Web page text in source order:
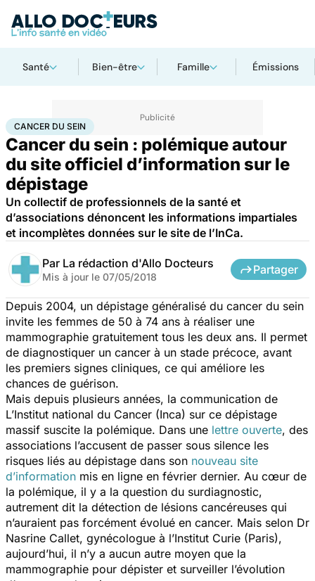
Santé Bien-être Famille Émissions
AccueilSanté Maladies Cancer du sein
CANCER DU SEIN
Cancer du sein : polémique autour
du site officiel d’information sur le
dépistage
Un collectif de professionnels de la santé et
d’associations dénoncent les informations impartiales
et incomplètes données sur le site de l’InCa.
Par La rédaction d'Allo Docteurs
Mis à jour le 07/05/2018
Partager
Depuis 2004, un dépistage généralisé du cancer du sein
invite les femmes de 50 à 74 ans à réaliser une
mammographie gratuitement tous les deux ans. Il permet
de diagnostiquer un cancer à un stade précoce, avant
les premiers signes cliniques, ce qui améliore les
chances de guérison.
Mais depuis plusieurs années, la communication de
L’Institut national du Cancer (Inca) sur ce dépistage
massif suscite la polémique. Dans une lettre ouverte, des
associations l’accusent de passer sous silence les
risques liés au dépistage dans son nouveau site
d’information mis en ligne en février dernier. Au cœur de
la polémique, il y a la question du surdiagnostic,
autrement dit la détection de lésions cancéreuses qui
n’auraient pas forcément évolué en cancer. Mais selon Dr
Nasrine Callet, gynécologue à l’Institut Curie (Paris),
aujourd’hui, il n’y a aucun autre moyen que la
mammographie pour dépister et surveiller l’évolution